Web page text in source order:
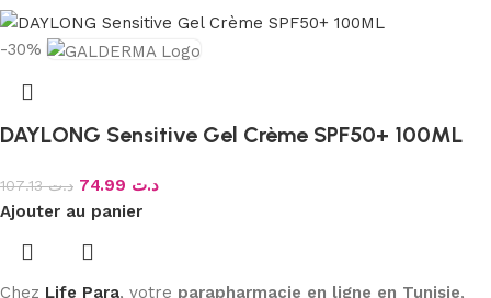
-30%
DAYLONG Sensitive Gel Crème SPF50+ 100ML
د.ت107.13 د.ت
Ajouter au panier
Chez Life Para, votre parapharmacie en ligne en Tunisie,